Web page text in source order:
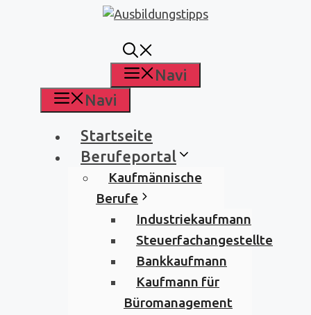
Navi
Navi
Startseite
Berufeportal
Kaufmännische
Berufe
Industriekaufmann
Steuerfachangestellte
Bankkaufmann
Kaufmann für
Büromanagement